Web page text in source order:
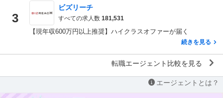
3
ビズリーチ
すべての求人数 181,531
【現年収600万円以上推奨】ハイクラスオファーが届く
続きを見る
転職エージェント比較を見る
エージェントとは？